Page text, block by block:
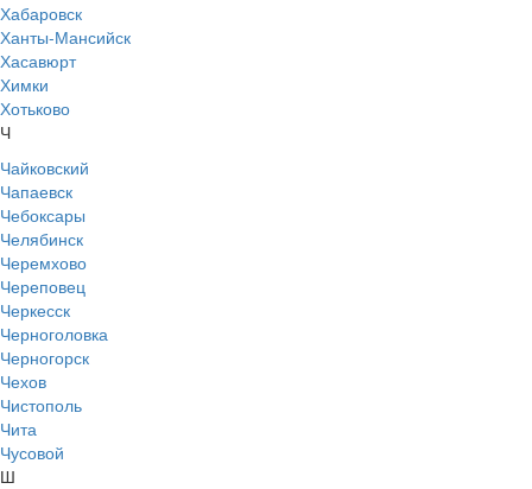
Хабаровск
Ханты-Мансийск
Хасавюрт
Химки
Хотьково
Ч
Чайковский
Чапаевск
Чебоксары
Челябинск
Черемхово
Череповец
Черкесск
Черноголовка
Черногорск
Чехов
Чистополь
Чита
Чусовой
Ш